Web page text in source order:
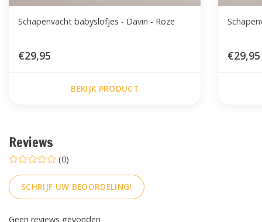
Schapenvacht babyslofjes - Davin - Roze
€29,95
BEKIJK PRODUCT
€29,95
Reviews
(0)
SCHRIJF UW BEOORDELING!
Geen reviews gevonden